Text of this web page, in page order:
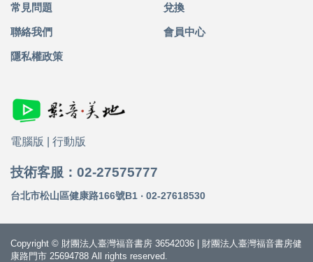
常見問題 兌換
聯絡我們 會員中心
隱私權政策
電腦版 行動版
技術客服：02-27575777
台北市松山區健康路166號B1 ‧ 02-27618530
Copyright © 財團法人臺灣福音書房 36542036 | 財團法人臺灣福音書房健
康路門市 25694788 All rights reserved.